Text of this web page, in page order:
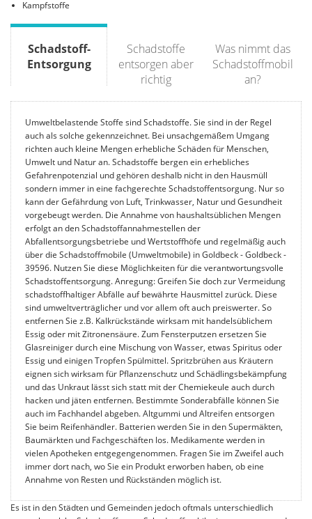
Kampfstoffe
Schadstoff-
Entsorgung
Schadstoffe
entsorgen aber
richtig
Was nimmt das
Schadstoffmobil
an?
Umweltbelastende Stoffe sind Schadstoffe. Sie sind in der Regel
auch als solche gekennzeichnet. Bei unsachgemäßem Umgang
richten auch kleine Mengen erhebliche Schäden für Menschen,
Umwelt und Natur an. Schadstoffe bergen ein erhebliches
Gefahrenpotenzial und gehören deshalb nicht in den Hausmüll
sondern immer in eine fachgerechte Schadstoffentsorgung. Nur so
kann der Gefährdung von Luft, Trinkwasser, Natur und Gesundheit
vorgebeugt werden. Die Annahme von haushaltsüblichen Mengen
erfolgt an den Schadstoffannahmestellen der
Abfallentsorgungsbetriebe und Wertstoffhöfe und regelmäßig auch
über die Schadstoffmobile (Umweltmobile) in Goldbeck - Goldbeck -
39596. Nutzen Sie diese Möglichkeiten für die verantwortungsvolle
Schadstoffentsorgung. Anregung: Greifen Sie doch zur Vermeidung
schadstoffhaltiger Abfälle auf bewährte Hausmittel zurück. Diese
sind umweltverträglicher und vor allem oft auch preiswerter. So
entfernen Sie z.B. Kalkrückstände wirksam mit handelsüblichem
Essig oder mit Zitronensäure. Zum Fensterputzen ersetzen Sie
Glasreiniger durch eine Mischung von Wasser, etwas Spiritus oder
Essig und einigen Tropfen Spülmittel. Spritzbrühen aus Kräutern
eignen sich wirksam für Pflanzenschutz und Schädlingsbekämpfung
und das Unkraut lässt sich statt mit der Chemiekeule auch durch
hacken und jäten entfernen. Bestimmte Sonderabfälle können Sie
auch im Fachhandel abgeben. Altgummi und Altreifen entsorgen
Sie beim Reifenhändler. Batterien werden Sie in den Supermäkten,
Baumärkten und Fachgeschäften los. Medikamente werden in
vielen Apotheken entgegengenommen. Fragen Sie im Zweifel auch
immer dort nach, wo Sie ein Produkt erworben haben, ob eine
Annahme von Resten und Rückständen möglich ist.
Es ist in den Städten und Gemeinden jedoch oftmals unterschiedlich